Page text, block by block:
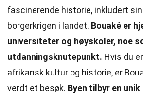
fascinerende historie, inkludert
borgerkrigen i landet. Bouaké er
universiteter og høyskoler, noe
utdanningsknutepunkt. Hvis du
afrikansk kultur og historie, er
verdt et besøk. Byen tilbyr en unik